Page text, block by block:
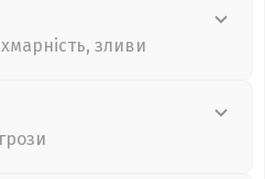
зливи